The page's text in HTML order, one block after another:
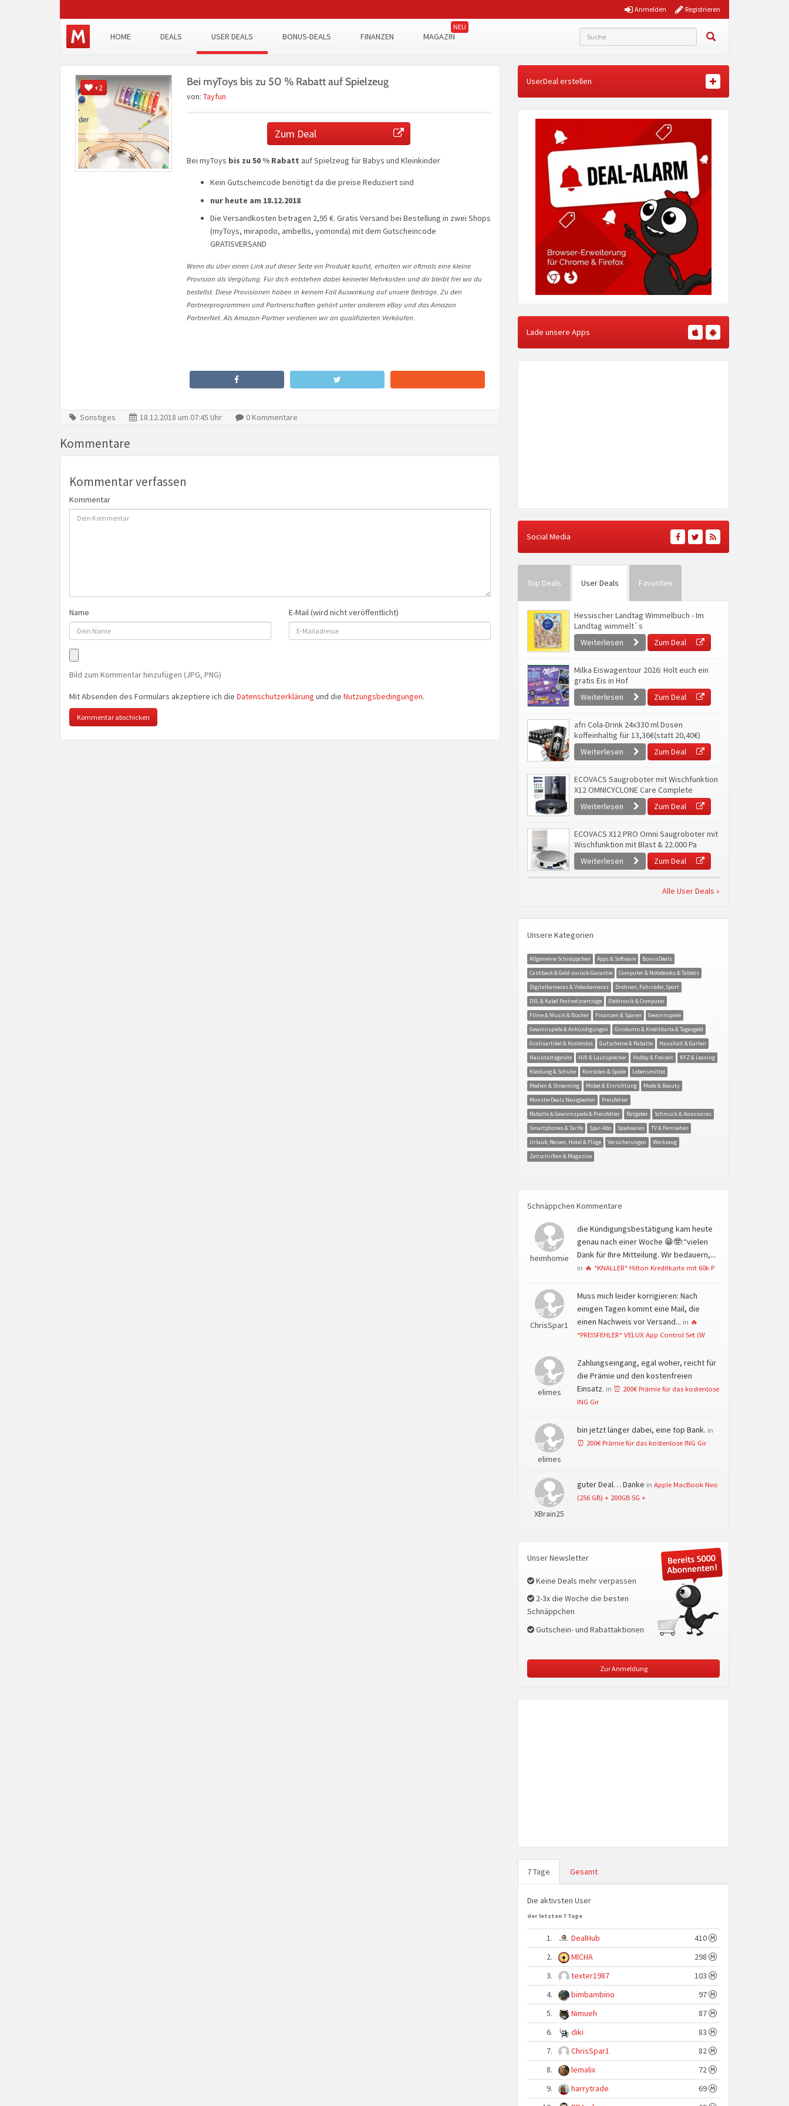
Registrieren
Anmelden
HOME DEALS USER DEALS BONUS-DEALS FINANZEN MAGAZIN
+2 Bei myToys bis zu 50 % Rabatt auf Spielzeug
von: Tayfun
Zum Deal
Bei myToys bis zu 50 % Rabatt auf Spielzeug für Babys und Kleinkinder
Kein Gutscheincode benötigt da die preise Reduziert sind
nur heute am 18.12.2018
Die Versandkosten betragen 2,95 €. Gratis Versand bei Bestellung in zwei Shops
(myToys, mirapodo, ambellis, yomonda) mit dem Gutscheincode
GRATISVERSAND
Wenn du über einen Link auf dieser Seite ein Produkt kaufst, erhalten wir oftmals eine kleine
Provision als Vergütung. Für dich entstehen dabei keinerlei Mehrkosten und dir bleibt frei wo du
bestellst. Diese Provisionen haben in keinem Fall Auswirkung auf unsere Beiträge. Zu den
Partnerprogrammen und Partnerschaften gehört unter anderem eBay und das Amazon
PartnerNet. Als Amazon-Partner verdienen wir an qualifizierten Verkäufen.
Sonstiges 18.12.2018 um 07:45 Uhr 0 Kommentare
Kommentare
Kommentar verfassen
Kommentar
Name E-Mail (wird nicht veröffentlicht)
Bild zum Kommentar hinzufügen (JPG, PNG)
Mit Absenden des Formulars akzeptiere ich die Datenschutzerklärung und die Nutzungsbedingungen.
UserDeal erstellen
Lade unsere Apps
Social Media
Top Deals User Deals Favoriten
Hessischer Landtag Wimmelbuch - Im
Landtag wimmelt`s
Weiterlesen
Zum Deal
Milka Eiswagentour 2026: Holt euch ein
gratis Eis in Hof
Weiterlesen
Zum Deal
afri Cola-Drink 24x330 ml Dosen
koffeinhaltig für 13,36€(statt 20,40€)
Weiterlesen
Zum Deal
ECOVACS Saugroboter mit Wischfunktion
X12 OMNICYCLONE Care Complete
Weiterlesen
Zum Deal
ECOVACS X12 PRO Omni Saugroboter mit
Wischfunktion mit Blast & 22.000 Pa
Weiterlesen
Zum Deal
Alle User Deals »
Unsere Kategorien
Allgemeine Schnäppchen Apps & Software
BonusDeals
Cashback & Geld-zurück-Garantie
Computer & Notebooks & Tablets
Digitalkameras & Videokameras
Drohnen, Fahrräder, Sport
DSL & Kabel Festnetzverträge
Elektronik & Computer
Filme & Musik & Bücher
Finanzen & Sparen
Gewinnspiele
Gewinnspiele & Ankündigungen
Girokonto & Kreditkarte & Tagesgeld
Gratisartikel & Kostenlos
Gutscheine & Rabatte
Haushalt & Garten
Haushaltsgeräte
Hifi & Lautsprecher Hobby & Freizeit
KFZ & Leasing
Kleidung & Schuhe
Konsolen & Spiele
Lebensmittel
Medien & Streaming
Möbel & Einrichtung
Mode & Beauty
MonsterDealz Neuigkeiten
Preisfehler
Rabatte & Gewinnspiele & Preisfehler
Ratgeber
Schmuck & Accessoires
Smartphones & Tarife
Spar-Abo Spielwaren
TV & Fernsehen
Urlaub, Reisen, Hotel & Flüge
Versicherungen
Werkzeug
Zeitschriften & Magazine
Schnäppchen Kommentare
heimhomie
die Kündigungsbestätigung kam heute
genau nach einer Woche 😁🤓:“vielen
Dank für Ihre Mitteilung. Wir bedauern,...
in 🔥 *KNALLER* Hilton Kreditkarte mit 60k P
ChrisSpar1
Muss mich leider korrigieren: Nach
einigen Tagen kommt eine Mail, die
einen Nachweis vor Versand... in 🔥
*PREISFEHLER* VELUX App Control Set (W
elimes
Zahlungseingang, egal woher, reicht für
die Prämie und den kostenfreien
Einsatz. in ⏰ 200€ Prämie für das kostenlose
ING Gir
elimes
bin jetzt länger dabei, eine top Bank. in
⏰ 200€ Prämie für das kostenlose ING Gir
XBrain25
guter Deal… Danke in Apple MacBook Neo
(256 GB) + 200GB 5G +
Unser Newsletter
Keine Deals mehr verpassen
2-3x die Woche die besten
Schnäppchen
Gutschein- und Rabattaktionen
Zur Anmeldung
7 Tage Gesamt
Die aktivsten User
der letzten 7 Tage
1. DealHub
410
2.
MlCHA
298
3.
texter1987
103
4.
bimbambino
97
5.
Nimueh
87
6.
diki
83
7.
ChrisSpar1
82
8.
lemalix
72
9.
harrytrade
69